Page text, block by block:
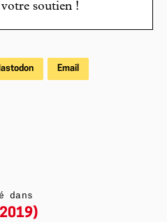
soutien !
Email
dans